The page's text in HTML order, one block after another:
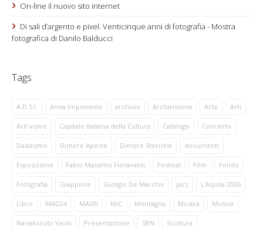
On-line il nuovo sito internet
Di sali d’argento e pixel. Venticinque anni di fotografia - Mostra
fotografica di Danilo Balducci
Tags
A.D.S.I. Anna Imponente archivio Archivissima Arte Arti
Arti visive Capitale Italiana della Cultura Catalogo Concerto
Dadaismo Dimore Aperte Dimore Storiche documenti
Esposizione Fabio Massimo Fioravanti Festival Film Fondo
Fotografia Giappone Giorgio De Marchis jazz L'Aquila 2026
Libro MAD24 MAXXI MiC Montagna Mostra Musica
Nanakorobi Yaoki Presentazione SBN Scultura